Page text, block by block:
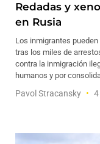
Redadas y
en Rusia
Los inmigrantes
tras los miles de
contra la inmigración
humanos y por
Pavol Stracansky